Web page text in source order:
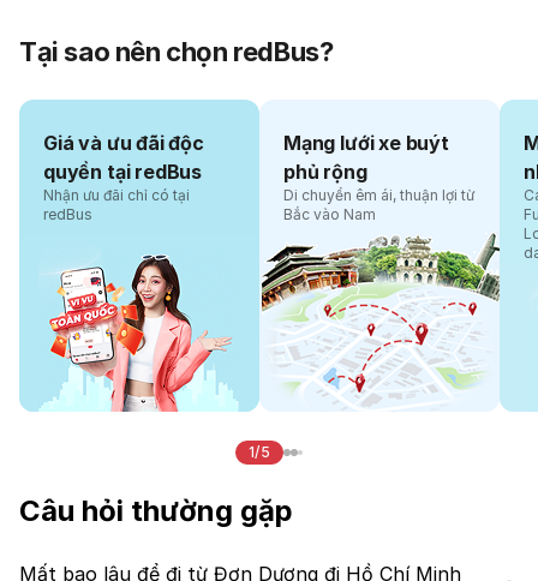
Tại sao nên chọn redBus?
Giá và ưu đãi độc
quyền tại redBus
Nhận ưu đãi chỉ có tại
redBus
Mạng lưới xe buýt
phủ rộng
Di chuyển êm ái, thuận lợi từ
Bắc vào Nam
1/5
Câu hỏi thường gặp
Mất bao lâu để đi từ Đơn Dương đi Hồ Chí Minh